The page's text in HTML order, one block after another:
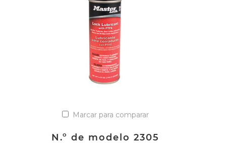
Marcar para comparar
N.º de modelo 2305